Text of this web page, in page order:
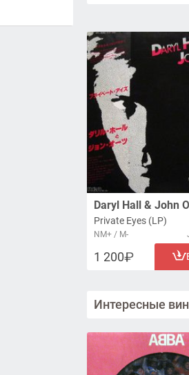
Daryl Hall & John
Private Eyes (LP)
NM+ / M-
1 200
Интересные